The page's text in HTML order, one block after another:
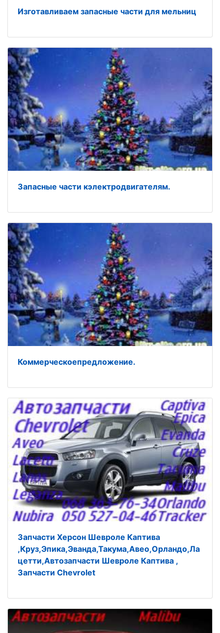
Изготавливаем запасные части для мельниц
Запасные части кэлектродвигателям.
Коммерческоепредложение.
Запчасти Херсон Шевроле Каптива
,Круз,Эпика,Эванда,Такума,Авео,Орландо,Ла
цетти,Автозапчасти Шевроле Каптива ,
Запчасти Chevrolet